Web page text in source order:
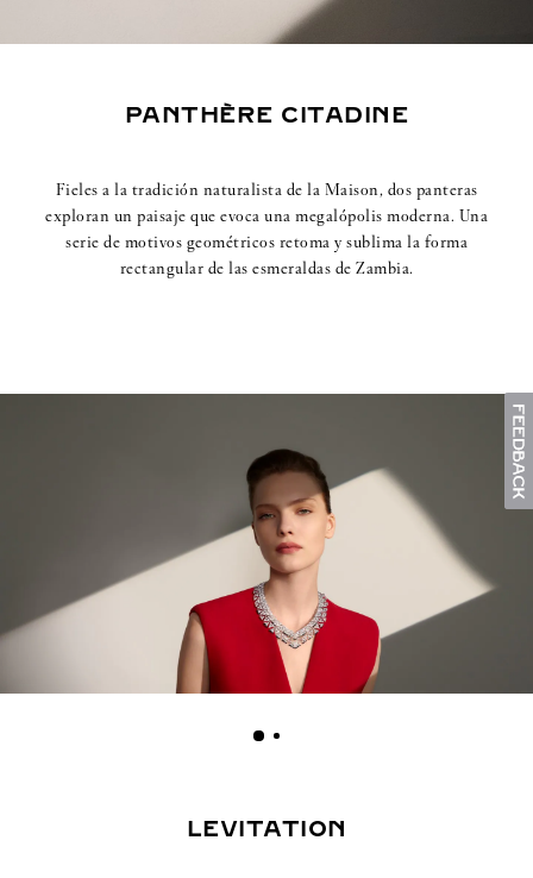
PANTHÈRE CITADINE
Fieles a la tradición naturalista de la Maison, dos panteras
exploran un paisaje que evoca una megalópolis moderna. Una
serie de motivos geométricos retoma y sublima la forma
rectangular de las esmeraldas de Zambia.
LEVITATION